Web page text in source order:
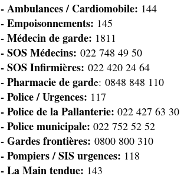
- Ambulances / Cardiomobile: 144
- Empoisonnements: 145
- Médecin de garde: 1811
- SOS Médecins: 022 748 49 50
- SOS Infirmières: 022 420 24 64
- Pharmacie de garde: 0848 848 110
- ​​​​​​​​​​​​​​​​​​​​​Police / Urgences: 117
- Police de la Pallanterie: 022 427 63 30
- Police municipale: 022 752 52 52
- Gardes frontières: 0800 800 310
- Pompiers / SIS urgences: 118
- La Main tendue: 143